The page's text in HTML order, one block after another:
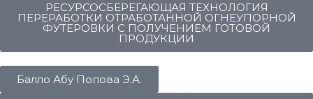
РЕСУРСОСБЕРЕГАЮЩАЯ ТЕХНОЛОГИЯ
ПЕРЕРАБОТКИ ОТРАБОТАННОЙ ОГНЕУПОРНОЙ
ФУТЕРОВКИ С ПОЛУЧЕНИЕМ ГОТОВОЙ
ПРОДУКЦИИ
Балло Абу Попова Э.А.